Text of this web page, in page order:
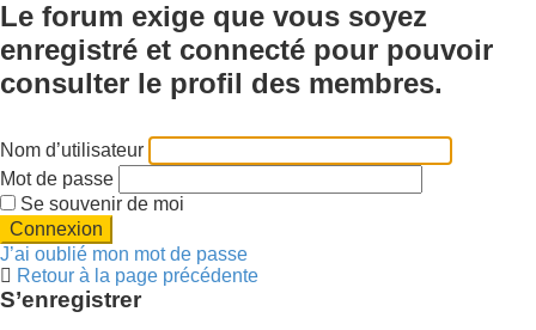
Le forum exige que vous soyez
enregistré et connecté pour pouvoir
consulter le profil des membres.
Nom d’utilisateur
Mot de passe
Se souvenir de moi
J’ai oublié mon mot de passe
Retour à la page précédente
S’enregistrer